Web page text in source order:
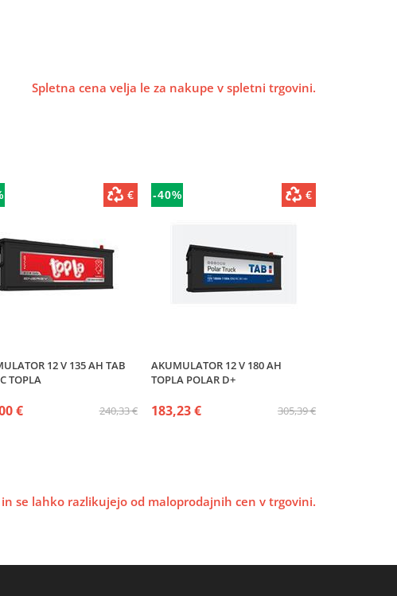
Spletna cena velja le za nakupe v spletni trgovini.
€
12 V 135 AH TAB
TOPLA
240,33 €
€
-40% €
AKUMULATOR 12 V 180 AH
TOPLA POLAR D+
305,39 €
183,23 €
se lahko razlikujejo od maloprodajnih cen v trgovini.